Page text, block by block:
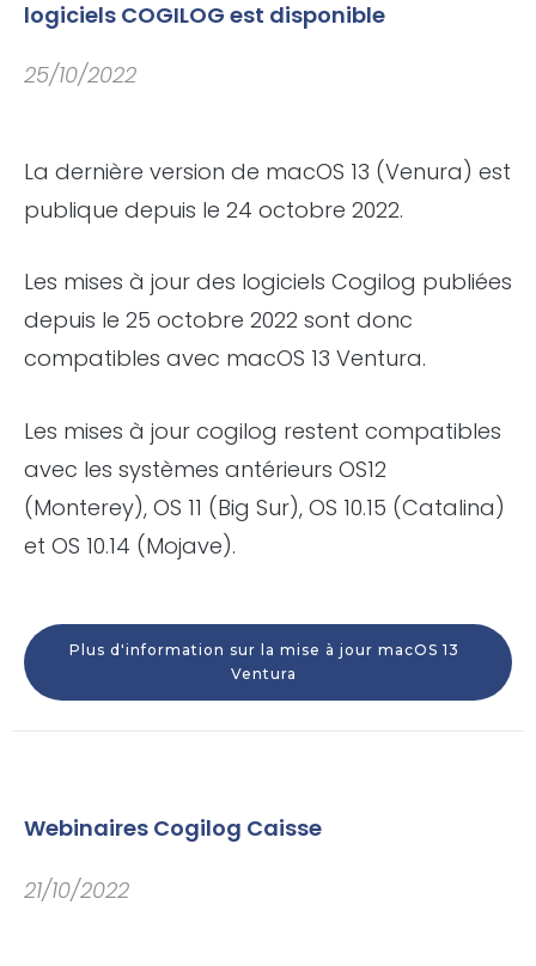
logiciels COGILOG est disponible
25/10/2022
La dernière version de macOS 13 (Venura) est
publique depuis le 24 octobre 2022.
Les mises à jour des logiciels Cogilog publiées
depuis le 25 octobre 2022 sont donc
compatibles avec macOS 13 Ventura.
Les mises à jour cogilog restent compatibles
avec les systèmes antérieurs OS12
(Monterey), OS 11 (Big Sur), OS 10.15 (Catalina)
et OS 10.14 (Mojave).
Plus d'information sur la mise à jour macOS 13
Ventura
Webinaires Cogilog Caisse
21/10/2022